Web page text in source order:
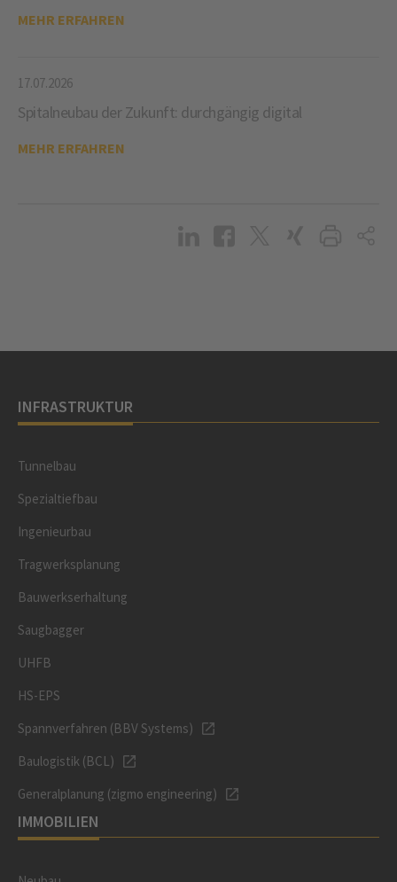
MEHR ERFAHREN
17.07.2026
Spitalneubau der Zukunft: durchgängig digital
MEHR ERFAHREN
INFRASTRUKTUR
Tunnelbau
Spezialtiefbau
Ingenieurbau
Tragwerksplanung
Bauwerkserhaltung
Saugbagger
UHFB
HS-EPS
Spannverfahren (BBV Systems)
Baulogistik (BCL)
Generalplanung (zigmo engineering)
IMMOBILIEN